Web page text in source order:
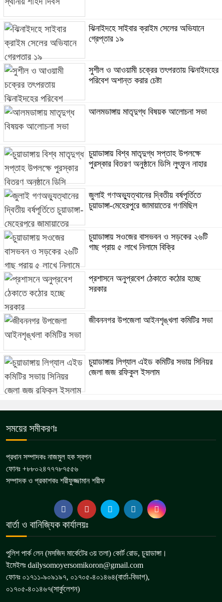
ঝিনাইদহে সাইবার ক্রাইম সেলের অভিযানে
গ্রেপ্তার ১৯
সুশীল ও আওয়ামী চক্রের তৎপরতায় ঝিনাইদহের
পরিবেশ অশান্ত করার চেষ্টা
আলমডাঙ্গায় মাতৃদুগ্ধ বিষয়ক আলোচনা সভা
চুয়াডাঙ্গায় বিশ্ব মাতৃদুগ্ধ সপ্তাহ উপলক্ষে
পুরস্কার বিতরণ অনুষ্ঠানে ডিসি লুৎফুন নাহার
জুলাই গণঅভ্যুত্থানের দ্বিতীয় বর্ষপূর্তিতে
চুয়াডাঙ্গা-মেহেরপুরে জামায়াতের গণমিছিল
চুয়াডাঙ্গায় সওজের বাসভবন ও সড়কের ২৬টি
গাছ প্রায় ৫ লাখে নিলামে বিক্রি
প্রশাসনে অনুপ্রবেশ ঠেকাতে কঠোর হচ্ছে
সরকার
জীবননগর উপজেলা আইনশৃঙ্খলা কমিটির সভা
চুয়াডাঙ্গায় লিগ্যাল এইড কমিটির সভায় সিনিয়র
জেলা জজ রফিকুল ইসলাম
সময়ের সমীকরণঃ
প্রধান সম্পাদকঃ নাজমুল হক স্বপন
ফোনঃ +৮৮০২৪৭৭৭৮৭৫৫৬
সম্পাদক ও প্রকাশকঃ শরীফুজ্জামান শরীফ
বার্তা ও বানিজ্যিক কার্যালয়ঃ
পুলিশ পার্ক লেন (মসজিদ মার্কেটের ৩য় তলা) কোর্ট রোড, চুয়াডাঙ্গা।
ইমেইলঃ dailysomoyersomikoron@gmail.com
ফোনঃ ০১৭১১-৯০৯১৯৭, ০১৭০৫-৪০১৪৬৪(বার্তা-বিভাগ),
০১৭০৫-৪০১৪৬৭(সার্কুলেশন)